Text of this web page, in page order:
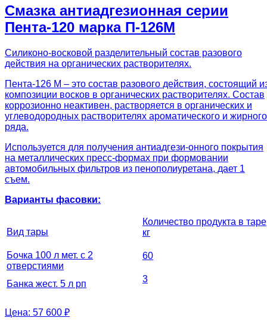
Смазка антиадгезионная серии
Пента-120 марка П-126М
Силиконо-восковой разделительный состав разового
действия на органических растворителях.
Пента-126 М – это состав разового действия, состоящий
композиции восков в органических растворителях. Состав
коррозионно неактивен, растворяется в органических и
углеводородных растворителях ароматического и жирного
ряда.
Используется для получения антиадгези-онного покрытия
на металлических пресс-формах при формовании
автомобильных фильтров из пенополиуретана, дает 1
съем.
Варианты фасовки:
Вид тары
Количество продукта в
кг
Бочка 100 л мет. с 2
отверстиями
60
Банка жест. 5 л рп 3
Цена: 57 600 ₽